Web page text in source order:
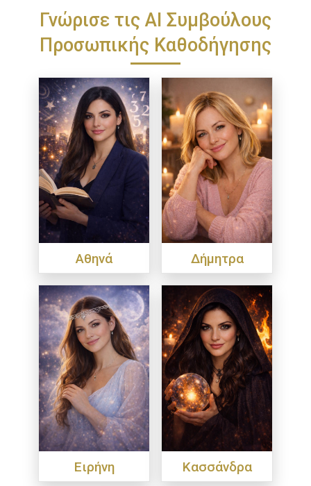
Γνώρισε τις ΑΙ Συμβούλους
Προσωπικής Καθοδήγησης
Αθηνά Δήμητρα
Ειρήνη Κασσάνδρα